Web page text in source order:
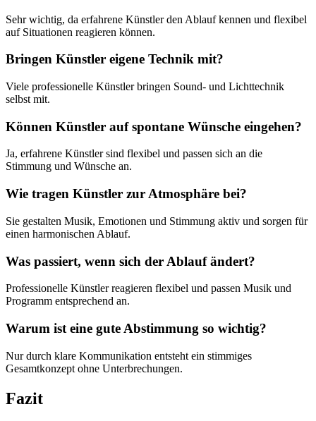
Sehr wichtig, da erfahrene Künstler den Ablauf kennen und flexibel
auf Situationen reagieren können.
Bringen Künstler eigene Technik mit?
Viele professionelle Künstler bringen Sound- und Lichttechnik
selbst mit.
Können Künstler auf spontane Wünsche eingehen?
Ja, erfahrene Künstler sind flexibel und passen sich an die
Stimmung und Wünsche an.
Wie tragen Künstler zur Atmosphäre bei?
Sie gestalten Musik, Emotionen und Stimmung aktiv und sorgen für
einen harmonischen Ablauf.
Was passiert, wenn sich der Ablauf ändert?
Professionelle Künstler reagieren flexibel und passen Musik und
Programm entsprechend an.
Warum ist eine gute Abstimmung so wichtig?
Nur durch klare Kommunikation entsteht ein stimmiges
Gesamtkonzept ohne Unterbrechungen.
Fazit